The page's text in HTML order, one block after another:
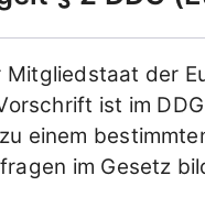
der
ist im
einem
im Gesetz